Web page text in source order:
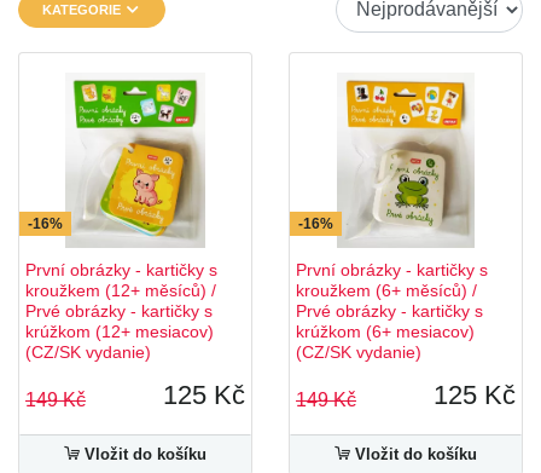
KATEGORIE
-16%
První obrázky - kartičky s
kroužkem (12+ měsíců) /
Prvé obrázky - kartičky s
krúžkom (12+ mesiacov)
(CZ/SK vydanie)
149 Kč 125 Kč
Vložit do košíku
-16%
První obrázky - kartičky s
kroužkem (6+ měsíců) /
Prvé obrázky - kartičky s
krúžkom (6+ mesiacov)
(CZ/SK vydanie)
149 Kč 125 Kč
Vložit do košíku